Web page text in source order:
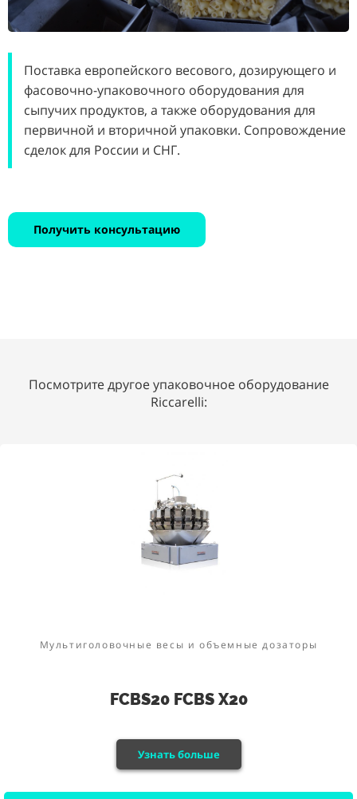
Поставка европейского весового, дозирующего и
фасовочно-упаковочного оборудования для
сыпучих продуктов, а также оборудования для
первичной и вторичной упаковки. Сопровождение
сделок для России и СНГ.
Получить консультацию
Посмотрите другое упаковочное оборудование
Riccarelli:
Мультиголовочные весы и объемные дозаторы
FCBS20 FCBS X20
Узнать больше